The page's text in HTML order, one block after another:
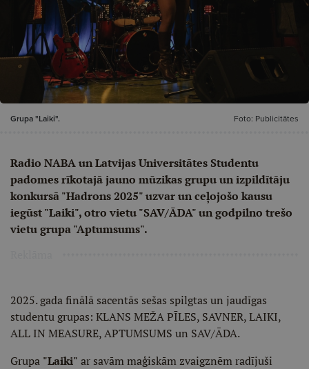
Grupa "Laiki". Foto: Publicitātes
Radio NABA un Latvijas Universitātes Studentu
padomes rīkotajā jauno mūzikas grupu un izpildītāju
konkursā "Hadrons 2025" uzvar un ceļojošo kausu
iegūst "Laiki", otro vietu "SAV/ĀDA" un godpilno trešo
vietu grupa "Aptumsums".
2025. gada finālā sacentās sešas spilgtas un jaudīgas
studentu grupas: KLANS MEŽA PĪLES, SAVNER, LAIKI,
ALL IN MEASURE, APTUMSUMS un SAV/ĀDA.
Grupa "Laiki" ar savām maģiskām zvaigznēm radījuši